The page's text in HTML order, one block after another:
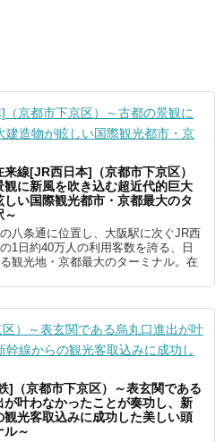
線[JR西日本]（京都市下京区）
観に新風を吹き込む超近代的巨大
しい国際観光都市・京都最大のタ
～
八条通に位置し、大阪駅に次ぐJR西
1日約40万人の利用客数を誇る、日
観光地・京都最大のターミナル。在
]（京都市下京区）～表玄関である
が叶わなかったことが奏功し、新
観光客取込みに成功した美しい頭
ル～